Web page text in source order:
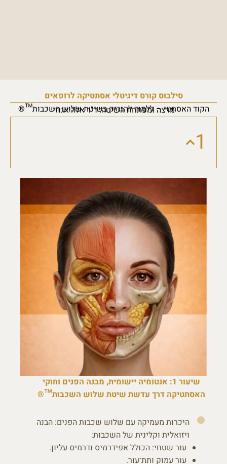
סילבוס קורס דיגיטלי אסתטיקה לרופאים
הקוד האסתטי – ללמוד להזריק בשיטת שלוש השכבות™®
מרצה ומפתחת השיטה: ד"ר אלה אגוזי
1
שיעור 1: אנטומיה יישומית, מבנה הפנים וחוקי
האסתטיקה דרך עדשת שיטת שלוש השכבות™®
היכרות מעמיקה עם שלוש שכבות הפנים: הבנה
ויזואלית וקלינית של השכבות:
עור שטחי: הכולל אפידרמיס ודרמיס עליון.
עור עמוק ותת־עור.